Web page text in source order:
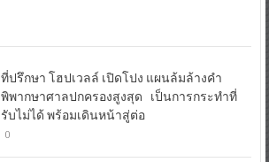
ที่ปรึกษา โฮปเวลล์ เปิดโปง แผนล้มล้างคำ
พิพากษาศาลปกครองสูงสุด เป็นการกระทำที่
รับไม่ได้ พร้อมเดินหน้าสู่ต่อ
0